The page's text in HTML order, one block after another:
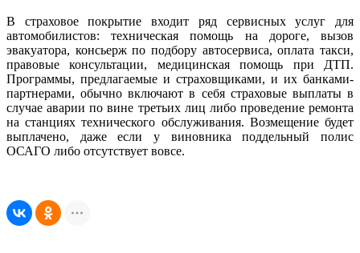
В страховое покрытие входит ряд сервисных услуг для
автомобилистов: техническая помощь на дороге, вызов
эвакуатора, консьерж по подбору автосервиса, оплата такси,
правовые консультации, медицинская помощь при ДТП.
Программы, предлагаемые и страховщиками, и их банками-
партнерами, обычно включают в себя страховые выплаты в
случае аварии по вине третьих лиц либо проведение ремонта
на станциях технического обслуживания. Возмещение будет
выплачено, даже если у виновника поддельный полис
ОСАГО либо отсутствует вовсе.